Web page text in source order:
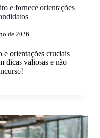
e fornece orientações
de 2026
e orientações cruciais
dicas valiosas e não